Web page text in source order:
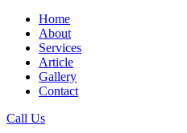
Home
About
Services
Article
Gallery
Contact
Call Us